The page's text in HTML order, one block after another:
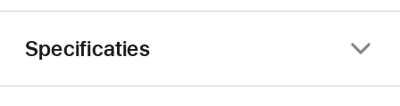
Specificaties